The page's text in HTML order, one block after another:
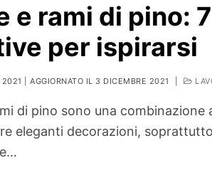
e rami di pino:
per ispirarsi
2021 | AGGIORNATO IL 3 DICEMBRE 2021
di pino sono una
eleganti decorazioni,